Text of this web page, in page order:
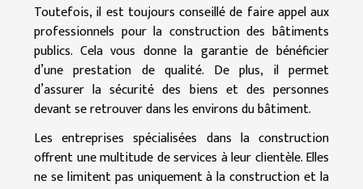
Toutefois, il est toujours conseillé de faire appel aux
professionnels pour la construction des bâtiments
publics. Cela vous donne la garantie de bénéficier
d’une prestation de qualité. De plus, il permet
d’assurer la sécurité des biens et des personnes
devant se retrouver dans les environs du bâtiment.
Les entreprises spécialisées dans la construction
offrent une multitude de services à leur clientèle. Elles
ne se limitent pas uniquement à la construction et la